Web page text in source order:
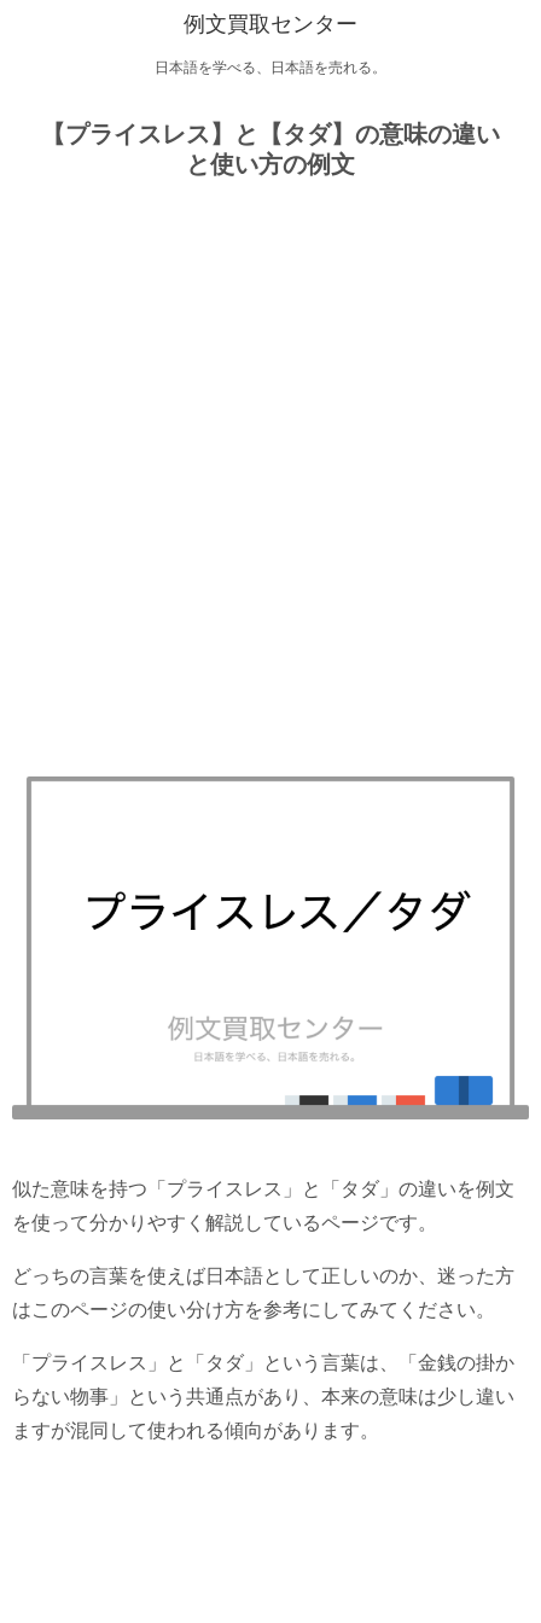
例文買取センター
日本語を学べる、日本語を売れる。
【プライスレス】と【タダ】の意味の違い
と使い方の例文
似た意味を持つ「プライスレス」と「タダ」の違いを例文
を使って分かりやすく解説しているページです。
どっちの言葉を使えば日本語として正しいのか、迷った方
はこのページの使い分け方を参考にしてみてください。
「プライスレス」と「タダ」という言葉は、「金銭の掛か
らない物事」という共通点があり、本来の意味は少し違い
ますが混同して使われる傾向があります。